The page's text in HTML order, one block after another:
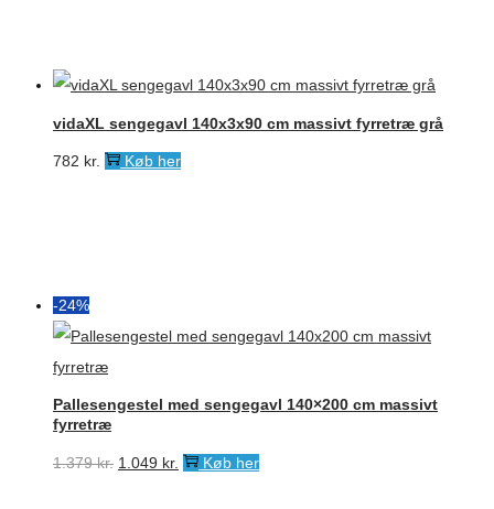
vidaXL sengegavl 140x3x90 cm massivt fyrretræ grå
782 kr. Køb her
-24%
Pallesengestel med sengegavl 140×200 cm massivt
fyrretræ
1.379kr. Den
1.049 kr. DenKøb her